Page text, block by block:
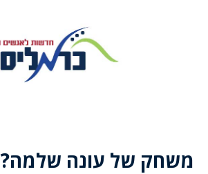
משחק של עונה שלמה?